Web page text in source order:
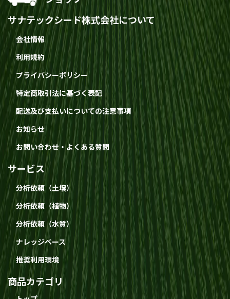
サナテックシード株式会社について
会社情報
利用規約
プライバシーポリシー
特定商取引法に基づく表記
配送及び支払いについての注意事項
お知らせ
お問い合わせ・よくある質問
サービス
分析依頼（土壌）
分析依頼（植物）
分析依頼（水質）
ナレッジベース
推奨利用環境
商品カテゴリ